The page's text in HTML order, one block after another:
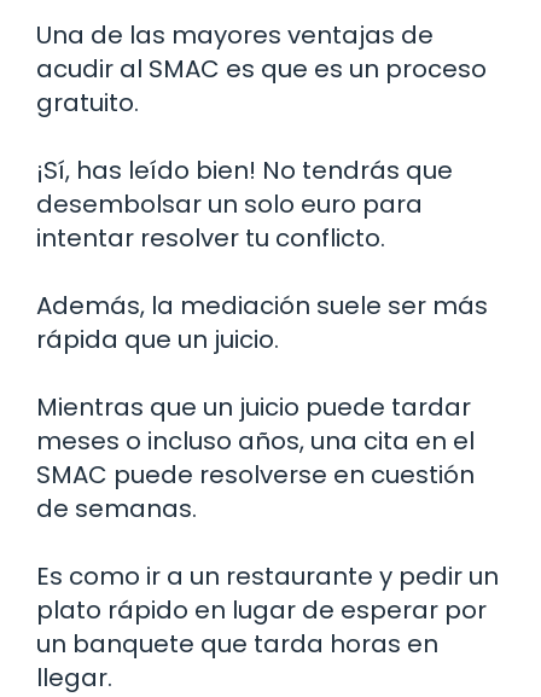
Una de las mayores ventajas de
acudir al SMAC es que es un proceso
gratuito.
¡Sí, has leído bien! No tendrás que
desembolsar un solo euro para
intentar resolver tu conflicto.
Además, la mediación suele ser más
rápida que un juicio.
Mientras que un juicio puede tardar
meses o incluso años, una cita en el
SMAC puede resolverse en cuestión
de semanas.
Es como ir a un restaurante y pedir un
plato rápido en lugar de esperar por
un banquete que tarda horas en
llegar.